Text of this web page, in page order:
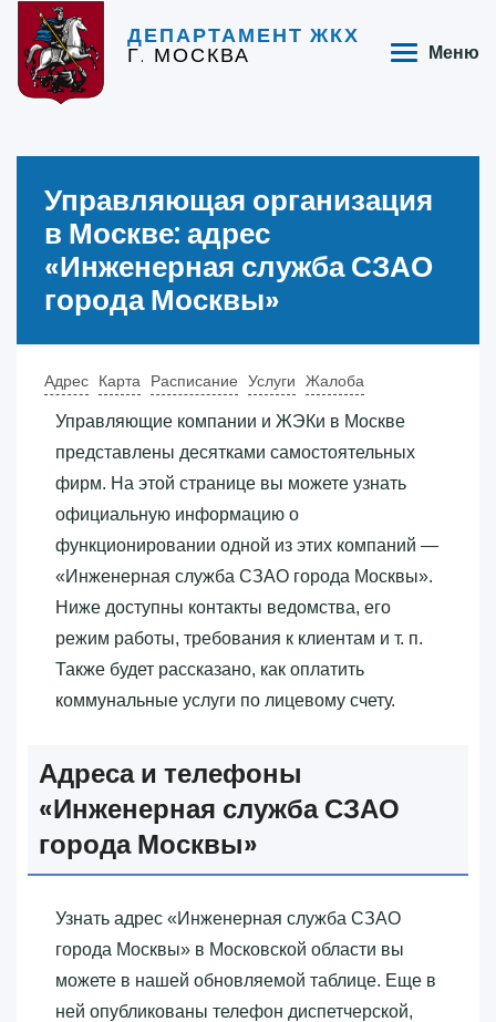
ДЕПАРТАМЕНТ ЖКХ
Г. МОСКВА Меню
Управляющая организация
в Москве: адрес
«‎Инженерная служба СЗАО
города Москвы»‎
Адрес Карта Расписание Услуги Жалоба
Управляющие компании и ЖЭКи в Москве
представлены десятками самостоятельных
фирм. На этой странице вы можете узнать
официальную информацию о
функционировании одной из этих компаний —
«‎Инженерная служба СЗАО города Москвы»‎.
Ниже доступны контакты ведомства, его
режим работы, требования к клиентам и т. п.
Также будет рассказано, как оплатить
коммунальные услуги по лицевому счету.
Адреса и телефоны
«‎Инженерная служба СЗАО
города Москвы»‎
Узнать адрес «‎Инженерная служба СЗАО
города Москвы»‎ в Московской области вы
можете в нашей обновляемой таблице. Еще в
ней опубликованы телефон диспетчерской,